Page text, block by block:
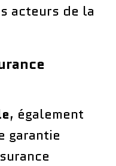
acteurs de la
, également
garantie